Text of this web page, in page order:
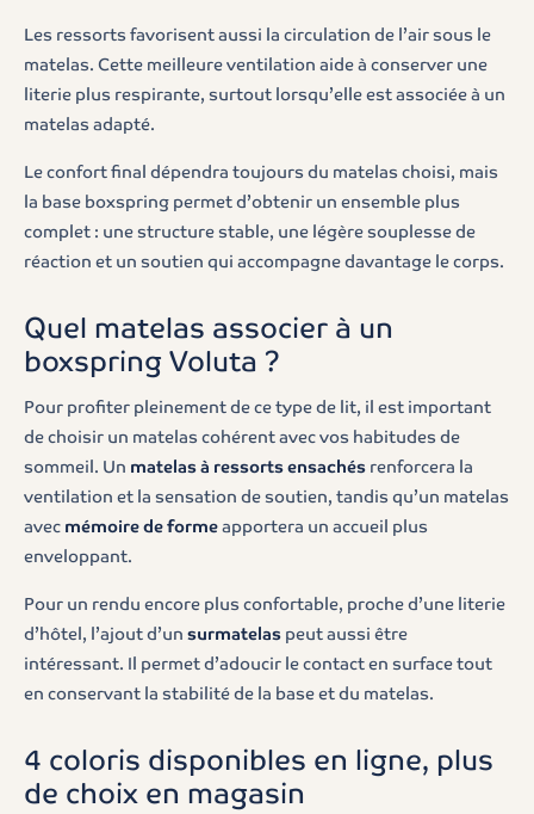
Les ressorts favorisent aussi la circulation de l’air sous le
matelas. Cette meilleure ventilation aide à conserver une
literie plus respirante, surtout lorsqu’elle est associée à un
matelas adapté.
Le confort final dépendra toujours du matelas choisi, mais
la base boxspring permet d’obtenir un ensemble plus
complet : une structure stable, une légère souplesse de
réaction et un soutien qui accompagne davantage le corps.
Quel matelas associer à un
boxspring Voluta ?
Pour profiter pleinement de ce type de lit, il est important
de choisir un matelas cohérent avec vos habitudes de
sommeil. Un matelas à ressorts ensachésrenforcera la
ventilation et la sensation de soutien, tandis qu’un matelas
avec mémoire de formeapportera un accueil plus
enveloppant.
Pour un rendu encore plus confortable, proche d’une literie
d’hôtel, l’ajout d’un surmatelaspeut aussi être
intéressant. Il permet d’adoucir le contact en surface tout
en conservant la stabilité de la base et du matelas.
4 coloris disponibles en ligne, plus
de choix en magasin